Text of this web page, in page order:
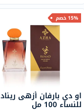
15% خصم
او دي بارفان أزهى ريناد
للنساء 100 مل